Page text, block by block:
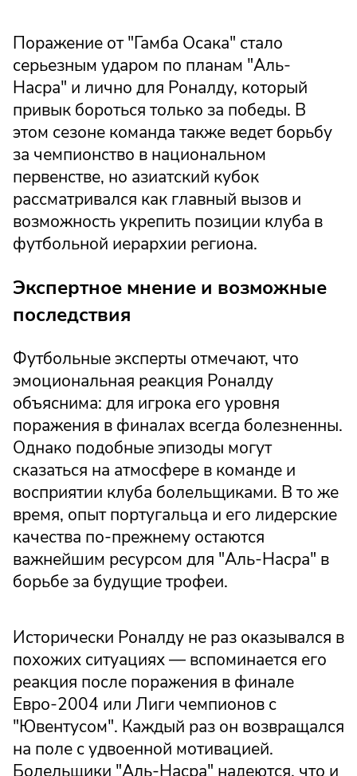
Поражение от "Гамба Осака" стало
серьезным ударом по планам "Аль-
Насра" и лично для Роналду, который
привык бороться только за победы. В
этом сезоне команда также ведет борьбу
за чемпионство в национальном
первенстве, но азиатский кубок
рассматривался как главный вызов и
возможность укрепить позиции клуба в
футбольной иерархии региона.
Экспертное мнение и возможные
последствия
Футбольные эксперты отмечают, что
эмоциональная реакция Роналду
объяснима: для игрока его уровня
поражения в финалах всегда болезненны.
Однако подобные эпизоды могут
сказаться на атмосфере в команде и
восприятии клуба болельщиками. В то же
время, опыт португальца и его лидерские
качества по-прежнему остаются
важнейшим ресурсом для "Аль-Насра" в
борьбе за будущие трофеи.
Исторически Роналду не раз оказывался в
похожих ситуациях — вспоминается его
реакция после поражения в финале
Евро-2004 или Лиги чемпионов с
"Ювентусом". Каждый раз он возвращался
на поле с удвоенной мотивацией.
Болельщики "Аль-Насра" надеются, что и